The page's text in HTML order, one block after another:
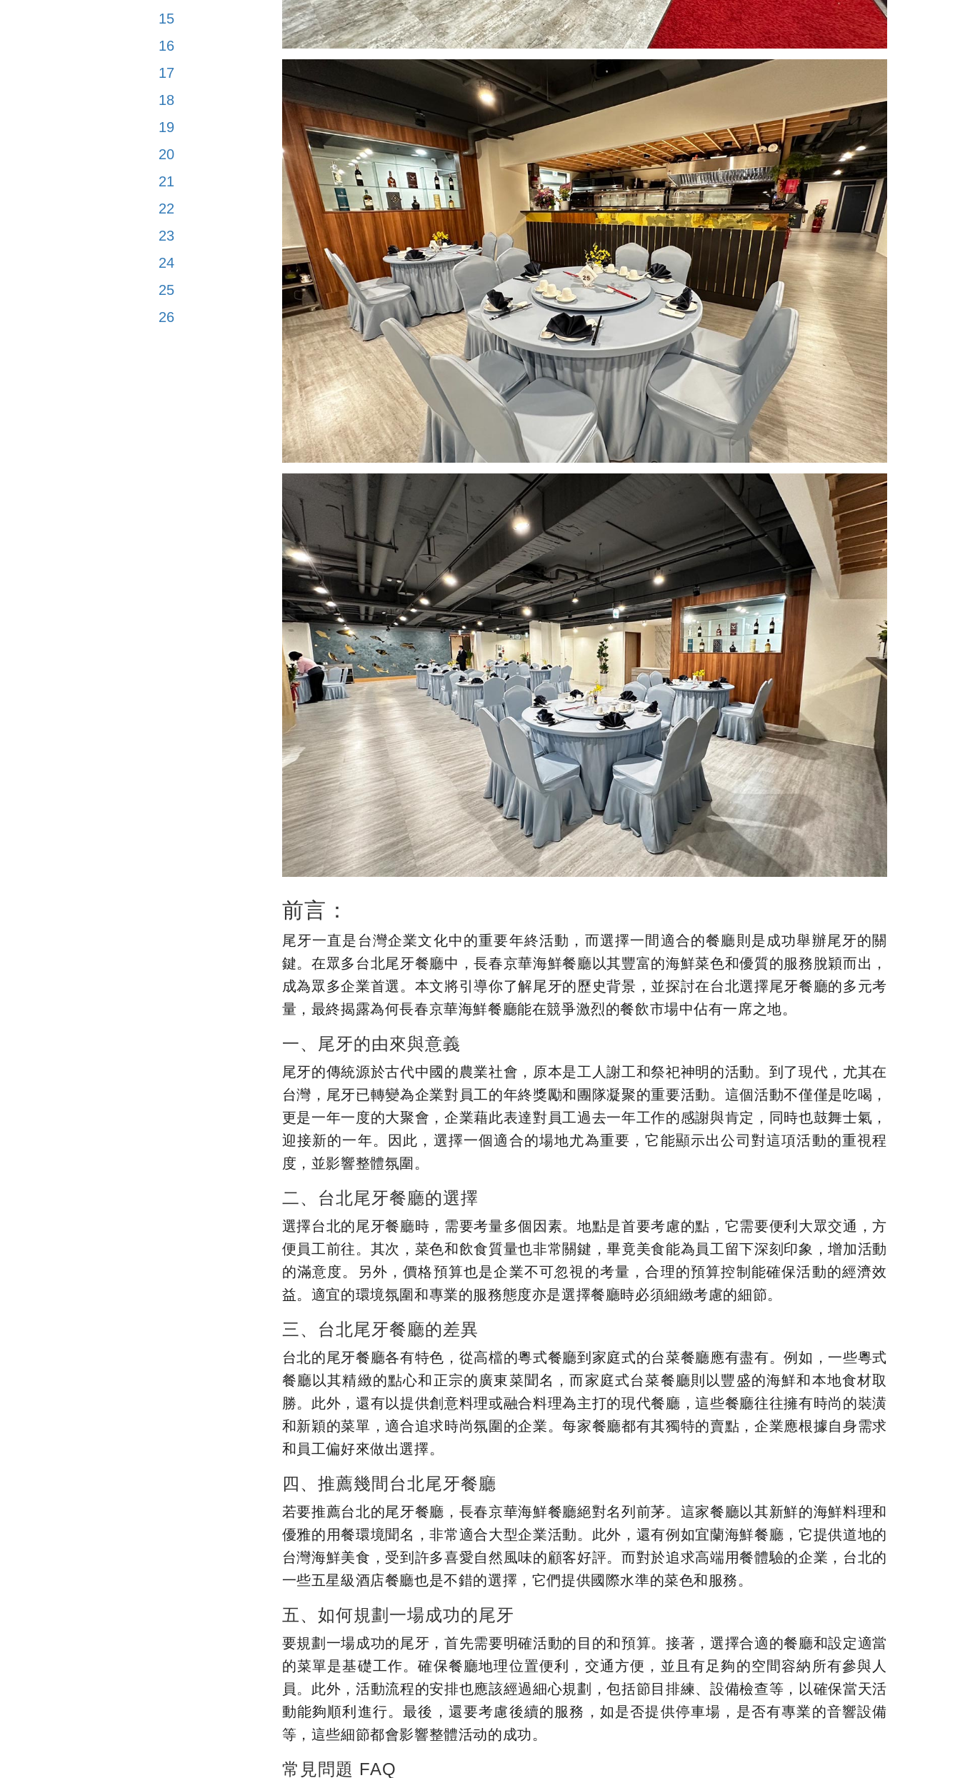
15
16
17
18
19
20
21
22
23
24
25
26
前言：
尾牙一直是台灣企業文化中的重要年終活動，而選擇一間適合的餐廳則是成功舉辦尾牙的關
鍵。在眾多台北尾牙餐廳中，長春京華海鮮餐廳以其豐富的海鮮菜色和優質的服務脫穎而出，
成為眾多企業首選。本文將引導你了解尾牙的歷史背景，並探討在台北選擇尾牙餐廳的多元考
量，最終揭露為何長春京華海鮮餐廳能在競爭激烈的餐飲市場中佔有一席之地。
一、尾牙的由來與意義
尾牙的傳統源於古代中國的農業社會，原本是工人謝工和祭祀神明的活動。到了現代，尤其在
台灣，尾牙已轉變為企業對員工的年終獎勵和團隊凝聚的重要活動。這個活動不僅僅是吃喝，
更是一年一度的大聚會，企業藉此表達對員工過去一年工作的感謝與肯定，同時也鼓舞士氣，
迎接新的一年。因此，選擇一個適合的場地尤為重要，它能顯示出公司對這項活動的重視程
度，並影響整體氛圍。
二、台北尾牙餐廳的選擇
選擇台北的尾牙餐廳時，需要考量多個因素。地點是首要考慮的點，它需要便利大眾交通，方
便員工前往。其次，菜色和飲食質量也非常關鍵，畢竟美食能為員工留下深刻印象，增加活動
的滿意度。另外，價格預算也是企業不可忽視的考量，合理的預算控制能確保活動的經濟效
益。適宜的環境氛圍和專業的服務態度亦是選擇餐廳時必須細緻考慮的細節。
三、台北尾牙餐廳的差異
台北的尾牙餐廳各有特色，從高檔的粵式餐廳到家庭式的台菜餐廳應有盡有。例如，一些粵式
餐廳以其精緻的點心和正宗的廣東菜聞名，而家庭式台菜餐廳則以豐盛的海鮮和本地食材取
勝。此外，還有以提供創意料理或融合料理為主打的現代餐廳，這些餐廳往往擁有時尚的裝潢
和新穎的菜單，適合追求時尚氛圍的企業。每家餐廳都有其獨特的賣點，企業應根據自身需求
和員工偏好來做出選擇。
四、推薦幾間台北尾牙餐廳
若要推薦台北的尾牙餐廳，長春京華海鮮餐廳絕對名列前茅。這家餐廳以其新鮮的海鮮料理和
優雅的用餐環境聞名，非常適合大型企業活動。此外，還有例如宜蘭海鮮餐廳，它提供道地的
台灣海鮮美食，受到許多喜愛自然風味的顧客好評。而對於追求高端用餐體驗的企業，台北的
一些五星級酒店餐廳也是不錯的選擇，它們提供國際水準的菜色和服務。
五、如何規劃一場成功的尾牙
要規劃一場成功的尾牙，首先需要明確活動的目的和預算。接著，選擇合適的餐廳和設定適當
的菜單是基礎工作。確保餐廳地理位置便利，交通方便，並且有足夠的空間容納所有參與人
員。此外，活動流程的安排也應該經過細心規劃，包括節目排練、設備檢查等，以確保當天活
動能夠順利進行。最後，還要考慮後續的服務，如是否提供停車場，是否有專業的音響設備
等，這些細節都會影響整體活动的成功。
常見問題 FAQ